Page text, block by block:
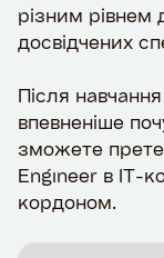
різним рівнем
досвідчених
Після
впевненіше
зможете
Engineer в IT-
кордоном.